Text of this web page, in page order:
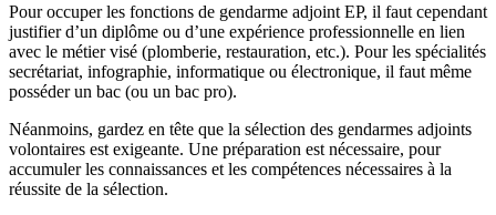
Pour occuper les fonctions de gendarme adjoint EP, il faut cependant
justifier d’un diplôme ou d’une expérience professionnelle en lien
avec le métier visé (plomberie, restauration, etc.). Pour les spécialités
secrétariat, infographie, informatique ou électronique, il faut même
posséder un bac (ou un bac pro).
Néanmoins, gardez en tête que la sélection des gendarmes adjoints
volontaires est exigeante. Une préparation est nécessaire, pour
accumuler les connaissances et les compétences nécessaires à la
réussite de la sélection.